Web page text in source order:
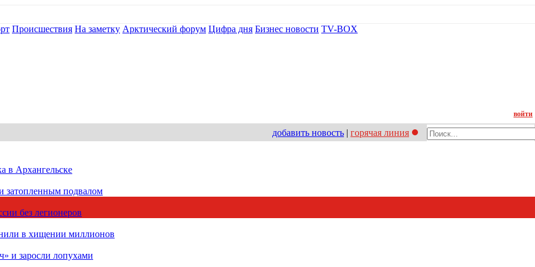
Происшествия На заметку Арктический форум Цифра дня Бизнес новости TV-BOX
войти
добавить новость | горячая линия
в Архангельске
затопленным подвалом
без легионеров
в хищении миллионов
и заросли лопухами